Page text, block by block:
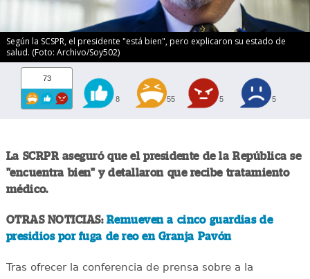
Según la SCSPR, el presidente "está bien", pero explicaron su estado de
salud. (Foto: Archivo/Soy502)
73
8 55 5 5
La SCRPR aseguró que el presidente de la República se
"encuentra bien" y detallaron que recibe tratamiento
médico.
OTRAS NOTICIAS: Remueven a cinco guardias de
presidios por fuga de reo en Granja Pavón
Tras ofrecer la conferencia de prensa sobre a la